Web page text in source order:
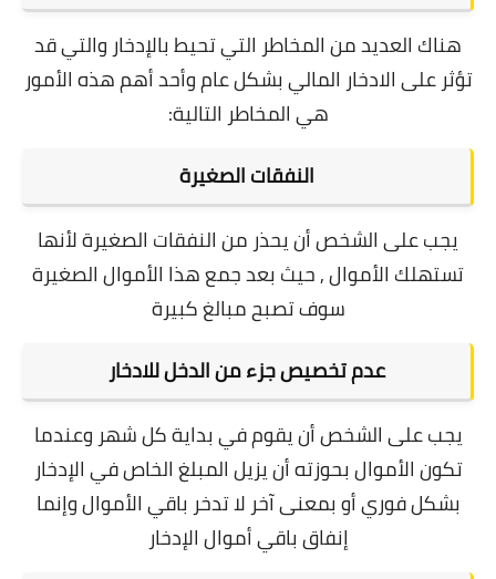
هناك العديد من المخاطر التي تحيط بالإدخار والتي قد
تؤثر على الادخار المالي بشكل عام وأحد أهم هذه الأمور
هي المخاطر التالية:
النفقات الصغيرة
يجب على الشخص أن يحذر من النفقات الصغيرة لأنها
تستهلك الأموال , حيث بعد جمع هذا الأموال الصغيرة
سوف تصبح مبالغ كبيرة
عدم تخصيص جزء من الدخل للادخار
يجب على الشخص أن يقوم في بداية كل شهر وعندما
تكون الأموال بحوزته أن يزيل المبلغ الخاص في الإدخار
بشكل فوري أو بمعنى آخر لا تدخر باقي الأموال وإنما
إنفاق باقي أموال الإدخار